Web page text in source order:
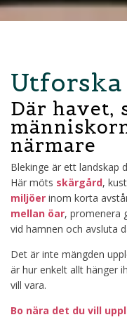
Där havet,
närmare
Blekinge är ett landskap
Här möts skärgård,
miljöer inom korta
mellan öar, promenera
vid hamnen och avsluta
Det är inte mängden
är hur enkelt allt hänger
vill vara.
Bo nära det du vill